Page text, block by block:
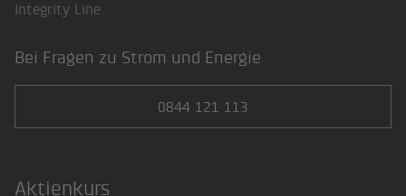
Integrity Line
Bei Fragen zu Strom und Energie
0844 121 113
Aktienkurs